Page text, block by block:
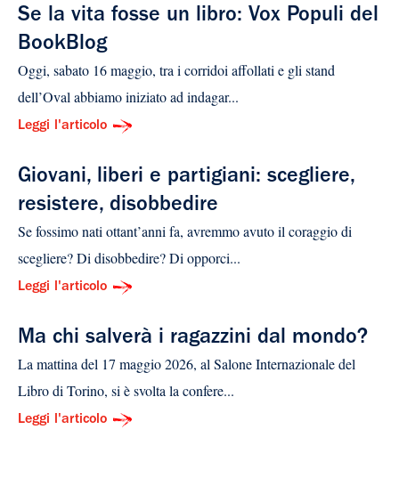
Se la vita fosse un libro: Vox Populi del
BookBlog
Oggi, sabato 16 maggio, tra i corridoi affollati e gli stand
dell’Oval abbiamo iniziato ad indagar...
Leggi l'articolo
Giovani, liberi e partigiani: scegliere,
resistere, disobbedire
Se fossimo nati ottant’anni fa, avremmo avuto il coraggio di
scegliere? Di disobbedire? Di opporci...
Leggi l'articolo
Ma chi salverà i ragazzini dal mondo?
La mattina del 17 maggio 2026, al Salone Internazionale del
Libro di Torino, si è svolta la confere...
Leggi l'articolo